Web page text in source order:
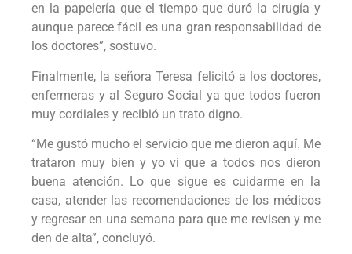
en la papelería que el tiempo que duró la cirugía y
aunque parece fácil es una gran responsabilidad de
los doctores”, sostuvo.
Finalmente, la señora Teresa felicitó a los doctores,
enfermeras y al Seguro Social ya que todos fueron
muy cordiales y recibió un trato digno.
“Me gustó mucho el servicio que me dieron aquí. Me
trataron muy bien y yo vi que a todos nos dieron
buena atención. Lo que sigue es cuidarme en la
casa, atender las recomendaciones de los médicos
y regresar en una semana para que me revisen y me
den de alta”, concluyó.